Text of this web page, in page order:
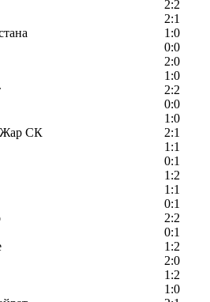
2:2
2:1
1:0
0:0
2:0
1:0
2:2
0:0
1:0
Жар СК
2:1
1:1
0:1
1:2
1:1
0:1
2:2
0:1
1:2
2:0
1:2
1:0